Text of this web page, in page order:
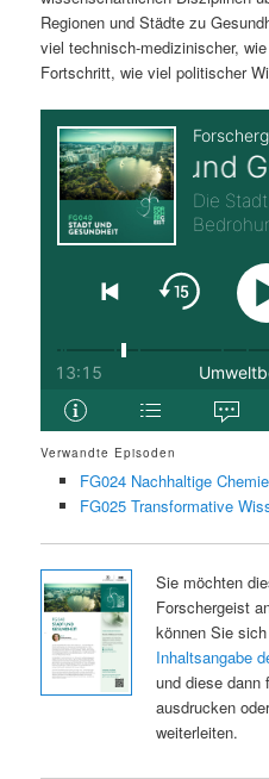
n
Regionen und Städte zu
viel technisch-medizinischer,
Fortschritt, wie viel politischer
Verwandte Episoden
FG024 Nachhaltige
FG025 Transformative
Sie möchten
Forschergeist
können Sie
Inhaltsangabe
und diese dann
ausdrucken
weiterleiten.